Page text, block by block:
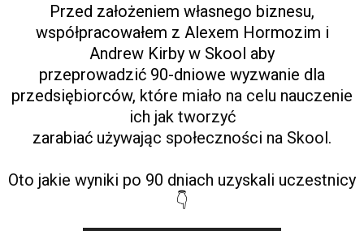
Przed założeniem własnego biznesu,
współpracowałem z Alexem Hormozim i
Andrew Kirby w Skool aby
przeprowadzić 90-dniowe wyzwanie dla
przedsiębiorców, które miało na celu nauczenie
ich jak tworzyć
zarabiać używając społeczności na Skool.
Oto jakie wyniki po 90 dniach uzyskali uczestnicy
👇